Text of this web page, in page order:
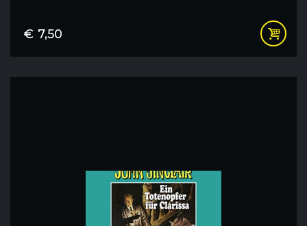
€ 7,50